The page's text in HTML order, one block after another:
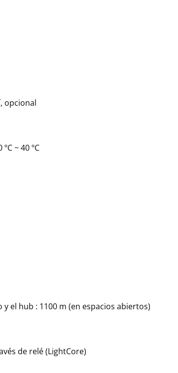
opcional
~ 40 ºC
el hub : 1100 m (en espacios abiertos)
de relé (LightCore)